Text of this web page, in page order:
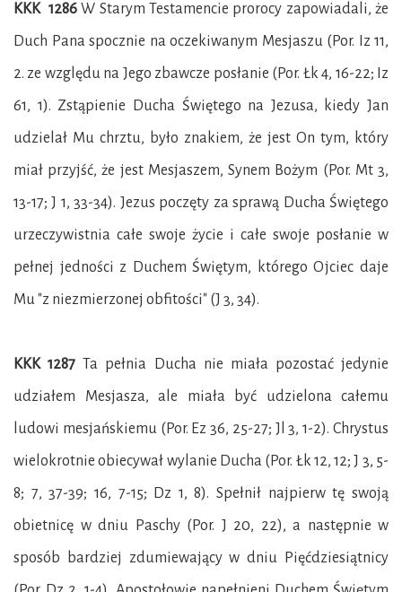
KKK 1286W Starym Testamencie prorocy zapowiadali, że
Duch Pana spocznie na oczekiwanym Mesjaszu (Por. Iz 11,
2. ze względu na Jego zbawcze posłanie (Por. Łk 4, 16-22; Iz
61, 1). Zstąpienie Ducha Świętego na Jezusa, kiedy Jan
udzielał Mu chrztu, było znakiem, że jest On tym, który
miał przyjść, że jest Mesjaszem, Synem Bożym (Por. Mt 3,
13-17; J 1, 33-34). Jezus poczęty za sprawą Ducha Świętego
urzeczywistnia całe swoje życie i całe swoje posłanie w
pełnej jedności z Duchem Świętym, którego Ojciec daje
Mu "z niezmierzonej obfitości" (J 3, 34).
KKK 1287 Ta pełnia Ducha nie miała pozostać jedynie
udziałem Mesjasza, ale miała być udzielona całemu
ludowi mesjańskiemu (Por. Ez 36, 25-27; Jl 3, 1-2). Chrystus
wielokrotnie obiecywał wylanie Ducha (Por. Łk 12, 12; J 3, 5-
8; 7, 37-39; 16, 7-15; Dz 1, 8). Spełnił najpierw tę swoją
obietnicę w dniu Paschy (Por. J 20, 22), a następnie w
sposób bardziej zdumiewający w dniu Pięćdziesiątnicy